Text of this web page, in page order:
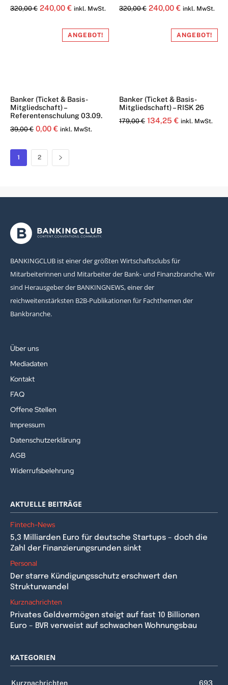
320,00€ Ursprünglicher
240,00 €Aktueller
ist:
inkl. MwSt. 320,00€ Ursprünglicher
240,00 €Aktueller
ist:
inkl. MwSt.
ANGEBOT!
Banker (Ticket & Basis-
Mitgliedschaft) –
Referentenschulung 03.09.
39,00€ Ursprünglicher
war:
39,00 €
0,00 €Aktueller
ist:
0,00 €.
inkl. MwSt.
ANGEBOT!
Banker (Ticket & Basis-
Mitgliedschaft) – RISK 26
179,00€ Ursprünglicher
134,25 €Aktueller
inkl. MwSt.
1 2
BANKINGCLUB ist einer der größten Wirtschaftsclubs für
Mitarbeiterinnen und Mitarbeiter der Bank- und Finanzbranche. Wir
sind Herausgeber der BANKINGNEWS, einer der
reichweitenstärksten B2B-Publikationen für Fachthemen der
Bankbranche.
Über uns
Mediadaten
Kontakt
FAQ
Offene Stellen
Impressum
Datenschutzerklärung
AGB
Widerrufsbelehrung
AKTUELLE BEITRÄGE
Fintech-News
5,3 Milliarden Euro für deutsche Startups – doch die
Zahl der Finanzierungsrunden sinkt
Personal
Der starre Kündigungsschutz erschwert den
Strukturwandel
Kurznachrichten
Privates Geldvermögen steigt auf fast 10 Billionen
Euro – BVR verweist auf schwachen Wohnungsbau
KATEGORIEN
Kurznachrichten 693